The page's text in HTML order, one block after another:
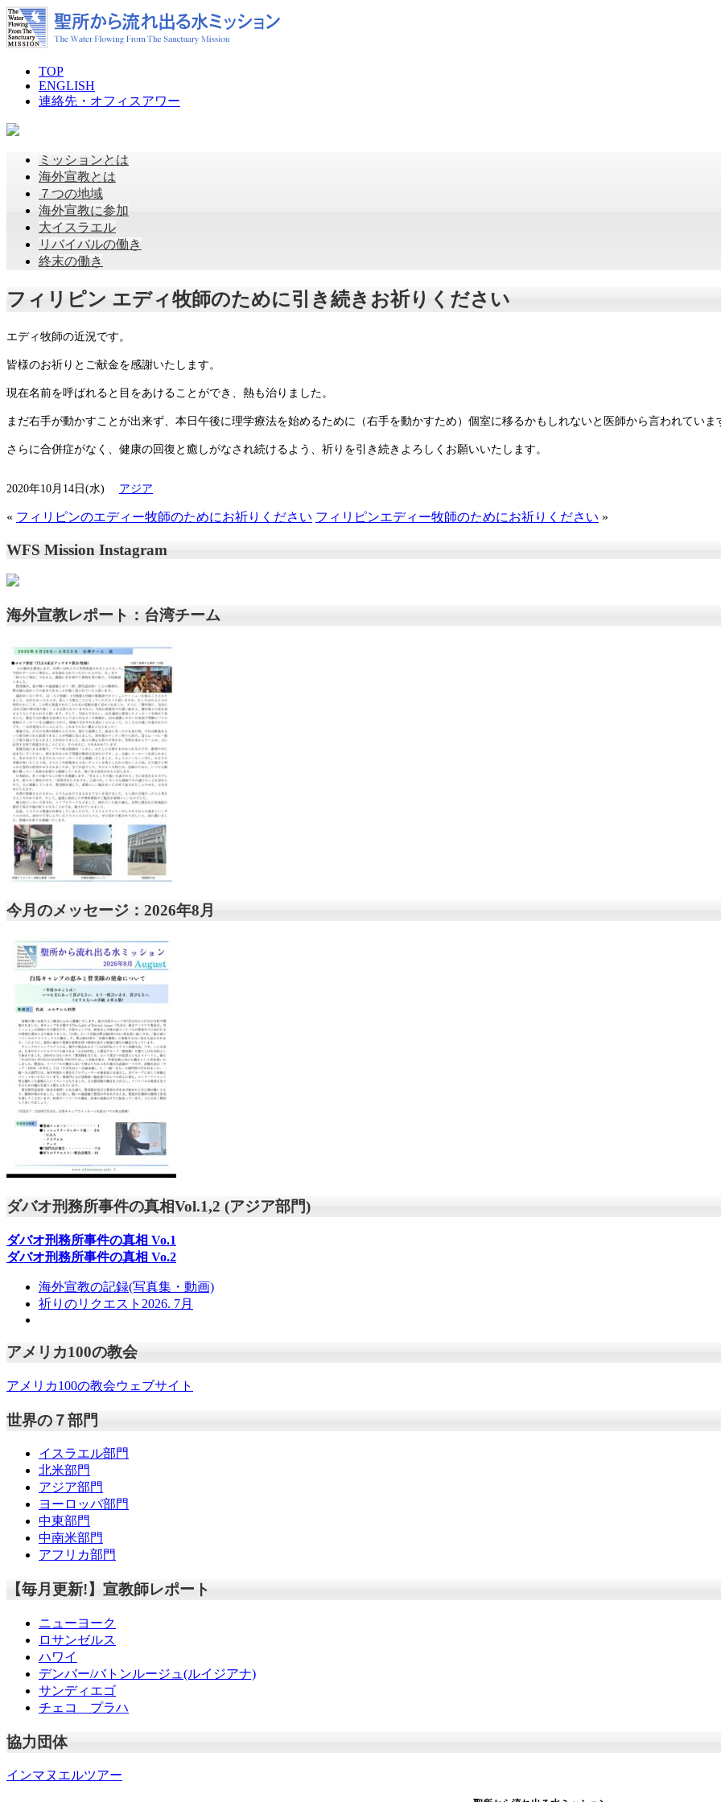
TOP
ENGLISH
連絡先・オフィスアワー
ミッションとは
海外宣教とは
７つの地域
海外宣教に参加
大イスラエル
リバイバルの働き
終末の働き
フィリピン エディ牧師のために引き続きお祈りください
エディ牧師の近況です。
皆様のお祈りとご献金を感謝いたします。
現在名前を呼ばれると目をあけることができ、熱も治りました。
まだ右手が動かすことが出来ず、本日午後に理学療法を始めるために（右手を動かすため）個室に移るかもしれないと医師から言われていま
さらに合併症がなく、健康の回復と癒しがなされ続けるよう、祈りを引き続きよろしくお願いいたします。
2020年10月14日(水) アジア
« フィリピンのエディー牧師のためにお祈りください フィリピンエディー牧師のためにお祈りください »
WFS Mission Instagram
海外宣教レポート：台湾チーム
今月のメッセージ：2026年8月
ダバオ刑務所事件の真相Vol.1,2 (アジア部門)
ダバオ刑務所事件の真相 Vo.1
ダバオ刑務所事件の真相 Vo.2
海外宣教の記録(写真集・動画)
祈りのリクエスト2026. 7月
アメリカ100の教会
アメリカ100の教会ウェブサイト
世界の７部門
イスラエル部門
北米部門
アジア部門
ヨーロッパ部門
中東部門
中南米部門
アフリカ部門
【毎月更新!】宣教師レポート
ニューヨーク
ロサンゼルス
ハワイ
デンバー/バトンルージュ(ルイジアナ)
サンディエゴ
チェコ プラハ
協力団体
インマヌエルツアー